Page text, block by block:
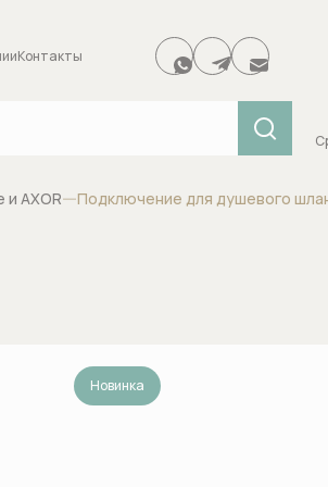
Контакты
для жидкого мыла
Вывод воды с
0 товара
AXOR Подключение для душевого
Новинка